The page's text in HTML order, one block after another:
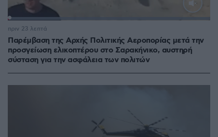
Παρέμβαση της Αρχής Πολιτικής Αεροπορίας μετά την
προσγείωση ελικοπτέρου στο Σαρακήνικο, αυστηρή
σύσταση για την ασφάλεια των πολιτών
πριν 23 λεπτά